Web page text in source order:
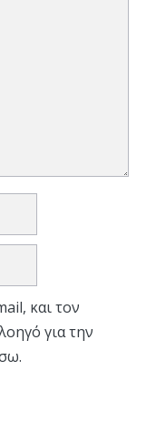
και τον
για την